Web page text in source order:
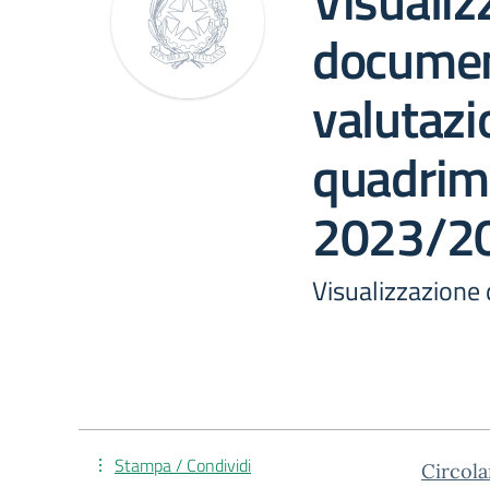
2023/
Stampa / Condividi